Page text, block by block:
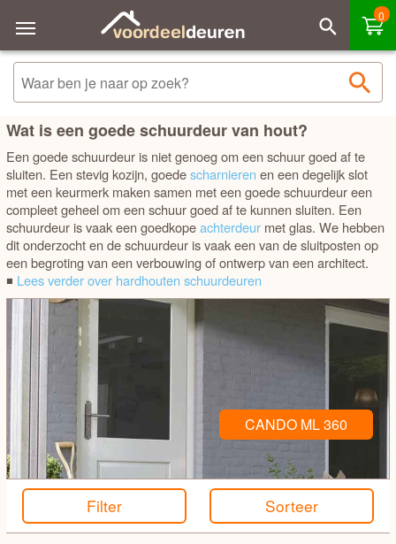
0
Filteren
SOORT DEUR
Achterdeur
Boerderij
HOOGTE
BREEDTE
Sorteren
Merk - A tot Z
Prijs laag - hoog
Prijs hoog - laag
Best verkocht
Wat is een goede schuurdeur van hout?
Een goede schuurdeur is niet genoeg om een schuur goed af te
sluiten. Een stevig kozijn, goedescharnieren en een degelijk slot
met een keurmerk maken samen met een goede schuurdeur een
compleet geheel om een schuur goed af te kunnen sluiten. Een
schuurdeur is vaak een goedkopeachterdeur met glas. We hebben
dit onderzocht en de schuurdeur is vaak een van de sluitposten op
een begroting van een verbouwing of ontwerp van een architect.
◾ Lees verder over hardhouten schuurdeuren
CANDO ML 360
Filter Sorteer